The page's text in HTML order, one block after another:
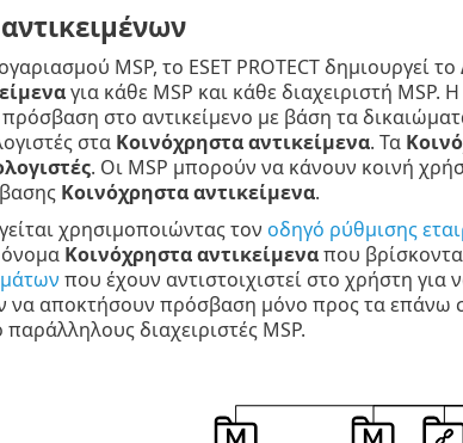
MSP, το ESET PROTECT δημιουργεί
για κάθε MSP και κάθε διαχειριστή MSP.
στο αντικείμενο με βάση τα
στα Κοινόχρηστα αντικείμενα. Τα
. Οι MSP μπορούν να κάνουν κοινή
Κοινόχρηστα αντικείμενα.
χρησιμοποιώντας τον οδηγό ρύθμισης
όνομα Κοινόχρηστα αντικείμεναπου
που έχουν αντιστοιχιστεί στο χρήστη για
αποκτήσουν πρόσβαση μόνο προς τα επάνω
διαχειριστές MSP.